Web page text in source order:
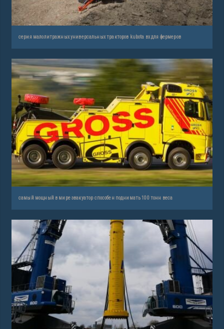
серия малолитражных универсальных тракторов kubota вх для фермеров
самый мощный в мире эвакуатор способен поднимать 100 тонн веса